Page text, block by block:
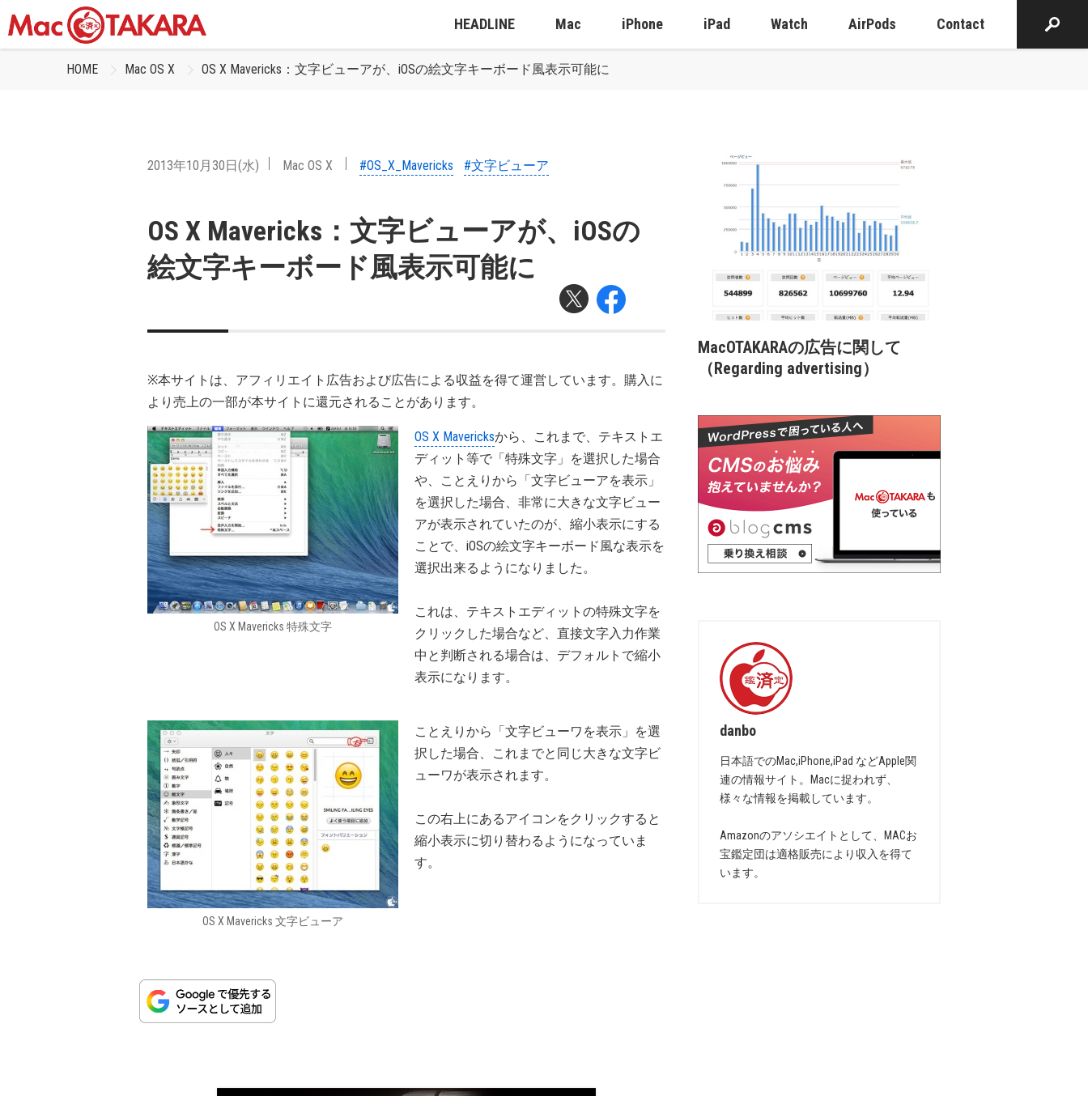
HEADLINE Mac iPhone iPad Watch AirPods Contact
HOME Mac OS X OS X Mavericks：文字ビューアが、iOSの絵文字キーボード風表示可能に
2013年10月30日(水) Mac OS X #OS_X_Mavericks #文字ビューア
OS X Mavericks：文字ビューアが、iOSの
絵文字キーボード風表示可能に
※本サイトは、アフィリエイト広告および広告による収益を得て運営しています。購入に
より売上の一部が本サイトに還元されることがあります。
OS X Mavericks 特殊文字
OS X Mavericksから、これまで、テキストエ
ディット等で「特殊文字」を選択した場合
や、ことえりから「文字ビューアを表示」
を選択した場合、非常に大きな文字ビュー
アが表示されていたのが、縮小表示にする
ことで、iOSの絵文字キーボード風な表示を
選択出来るようになりました。
これは、テキストエディットの特殊文字を
クリックした場合など、直接文字入力作業
中と判断される場合は、デフォルトで縮小
表示になります。
OS X Mavericks 文字ビューア
ことえりから「文字ビューワを表示」を選
択した場合、これまでと同じ大きな文字ビ
ューワが表示されます。
この右上にあるアイコンをクリックすると
縮小表示に切り替わるようになっていま
す。
MacOTAKARAの広告に関して
（Regarding advertising）
danbo
日本語でのMac,iPhone,iPad などApple関
連の情報サイト。Macに捉われず、
様々な情報を掲載しています。
Amazonのアソシエイトとして、MACお
宝鑑定団は適格販売により収入を得て
います。